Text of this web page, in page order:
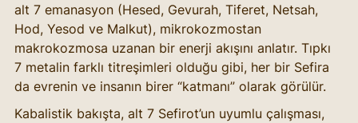
alt 7 emanasyon (Hesed, Gevurah, Tiferet, Netsah,
Hod, Yesod ve Malkut), mikrokozmostan
makrokozmosa uzanan bir enerji akışını anlatır. Tıpkı
7 metalin farklı titreşimleri olduğu gibi, her bir Sefira
da evrenin ve insanın birer “katmanı” olarak görülür.
Kabalistik bakışta, alt 7 Sefirot’un uyumlu çalışması,